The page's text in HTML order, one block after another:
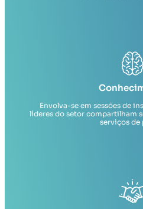
Envolva-se em sessões de
líderes do setor compartilham
serviços de